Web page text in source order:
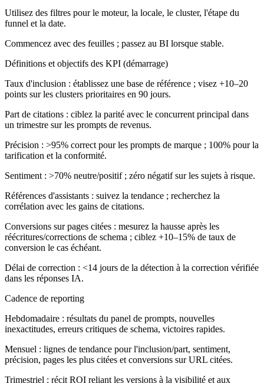
Utilisez des filtres pour le moteur, la locale, le cluster, l'étape du
funnel et la date.
Commencez avec des feuilles ; passez au BI lorsque stable.
Définitions et objectifs des KPI (démarrage)
Taux d'inclusion : établissez une base de référence ; visez +10–20
points sur les clusters prioritaires en 90 jours.
Part de citations : ciblez la parité avec le concurrent principal dans
un trimestre sur les prompts de revenus.
Précision : >95% correct pour les prompts de marque ; 100% pour la
tarification et la conformité.
Sentiment : >70% neutre/positif ; zéro négatif sur les sujets à risque.
Références d'assistants : suivez la tendance ; recherchez la
corrélation avec les gains de citations.
Conversions sur pages citées : mesurez la hausse après les
réécritures/corrections de schema ; ciblez +10–15% de taux de
conversion le cas échéant.
Délai de correction : <14 jours de la détection à la correction vérifiée
dans les réponses IA.
Cadence de reporting
Hebdomadaire : résultats du panel de prompts, nouvelles
inexactitudes, erreurs critiques de schema, victoires rapides.
Mensuel : lignes de tendance pour l'inclusion/part, sentiment,
précision, pages les plus citées et conversions sur URL citées.
Trimestriel : récit ROI reliant les versions à la visibilité et aux